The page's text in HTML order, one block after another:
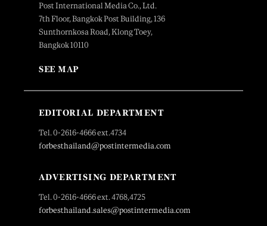
Post International Media Co., Ltd.
7th Floor, Bangkok Post Building, 136
Sunthornkosa Road, Klong Toey,
Bangkok 10110
SEE MAP
EDITORIAL DEPARTMENT
Tel. 0-2616-4666 ext.4734
forbesthailand@postintermedia.com
ADVERTISING DEPARTMENT
Tel. 0-2616-4666 ext. 4768,4725
forbesthailand.sales@postintermedia.com